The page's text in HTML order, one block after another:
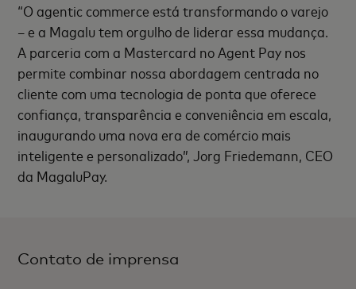
“O agentic commerce está transformando o varejo
– e a Magalu tem orgulho de liderar essa mudança.
A parceria com a Mastercard no Agent Pay nos
permite combinar nossa abordagem centrada no
cliente com uma tecnologia de ponta que oferece
confiança, transparência e conveniência em escala,
inaugurando uma nova era de comércio mais
inteligente e personalizado”,Jorg Friedemann, CEO
da MagaluPay.
Contato de imprensa